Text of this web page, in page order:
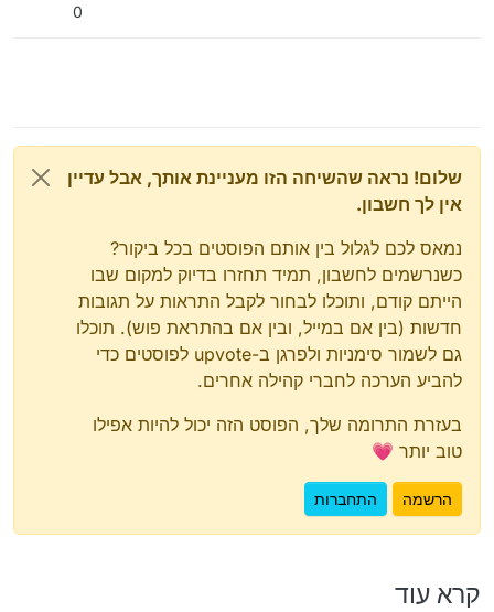
0
שלום! נראה שהשיחה הזו מעניינת אותך, אבל עדיין
אין לך חשבון.
נמאס לכם לגלול בין אותם הפוסטים בכל ביקור?
כשנרשמים לחשבון, תמיד תחזרו בדיוק למקום שבו
הייתם קודם, ותוכלו לבחור לקבל התראות על תגובות
חדשות (בין אם במייל, ובין אם בהתראת פוש). תוכלו
גם לשמור סימניות ולפרגן ב-upvote לפוסטים כדי
להביע הערכה לחברי קהילה אחרים.
בעזרת התרומה שלך, הפוסט הזה יכול להיות אפילו
טוב יותר 💗
הרשמה התחברות
קרא עוד